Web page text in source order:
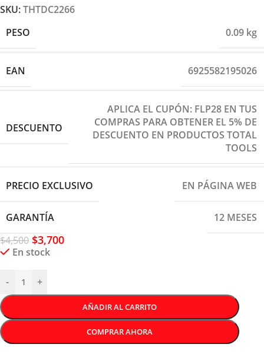
SKU:THTDC2266
PESO
0.09 kg
EAN 6925582195026
DESCUENTO
APLICA EL CUPÓN: FLP28 EN TUS
COMPRAS PARA OBTENER EL 5% DE
DESCUENTO EN PRODUCTOS TOTAL
TOOLS
PRECIO EXCLUSIVO EN PÁGINA WEB
GARANTÍA
12 MESES
$4,500 $3,700
En stock
- +
AÑADIR AL CARRITO
COMPRAR AHORA